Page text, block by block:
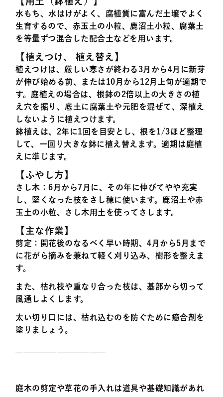
水もち、水はけがよく、腐植質に富んだ土壌でよく
生育するので、赤玉土の小粒、鹿沼土小粒、腐葉土
を等量ずつ混合した配合土などを用います。
【植えつけ、 植え替え】
植えつけは、厳しい寒さが終わる3月から4月に新芽
が伸び始める前、または10月から12月上旬が適期で
す。庭植えの場合は、根鉢の2倍以上の大きさの植
え穴を掘り、底土に腐葉土や元肥を混ぜて、深植え
しないように植えつけます。
鉢植えは、2年に1回を目安とし、根を1/3ほど整理
して、一回り大きな鉢に植え替えます。適期は庭植
えに準じます。
【ふやし方】
さし木 ：6月から7月に、その年に伸びてやや充実
し、堅くなった枝をさし穂に使います。鹿沼土や赤
玉土の小粒、さし木用土を使ってさします。
【主な作業】
剪定 ：開花後のなるべく早い時期、4月から5月まで
に花がら摘みを兼ねて軽く刈り込み、樹形を整えま
す。
また、枯れ枝や重なり合った枝は、基部から切って
風通しよくします。
太い切り口には、枯れ込むのを防ぐために癒合剤を
塗りましょう。
———————————
庭木の剪定や草花の手入れは道具や基礎知識があれ